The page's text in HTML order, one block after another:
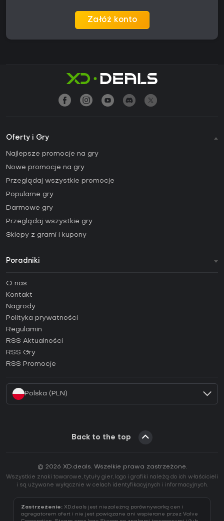
Załóż konto
Oferty i Gry
Najlepsze promocje na gry
Nowe promocje na gry
Przeglądaj wszystkie promocje
Popularne gry
Darmowe gry
Przeglądaj wszystkie gry
Sklepy z grami i kupony
Poradniki
Poradniki
Jak aktywować klucz Steam (CD Key)?
Jak aktywować klucz Epic Games (CD Key)?
Jak aktywować klucz GOG (CD Key)?
Jak aktywować klucz Ubisoft Connect (CD Key)?
O nas
Kontakt
Nagrody
Polityka prywatności
Regulamin
RSS Aktualności
RSS Gry
RSS Promocje
Polska (PLN)
Back to the top
© 2026 XD.deals. Wszelkie prawa zastrzeżone.
Wszystkie znaki towarowe, tytuły gier, logo i grafiki należą do ich właścicieli
i są używane wyłącznie w celach identyfikacyjnych i informacyjnych.
Zastrzeżenie: XD.deals jest niezależną porównywarką cen i
agregatorem ofert i nie jest powiązane ani wspierane przez Valve